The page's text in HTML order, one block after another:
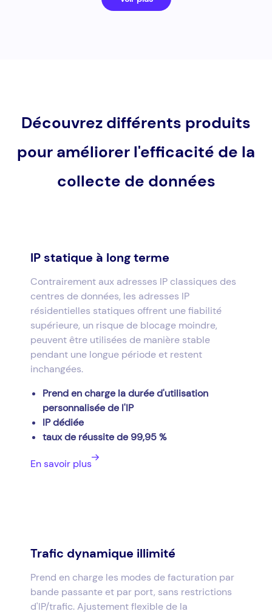
Découvrez différents produits
pour améliorer l'efficacité de la
collecte de données
IP statique à long terme
Contrairement aux adresses IP classiques des
centres de données, les adresses IP
résidentielles statiques offrent une fiabilité
supérieure, un risque de blocage moindre,
peuvent être utilisées de manière stable
pendant une longue période et restent
inchangées.
Prend en charge la durée d'utilisation
personnalisée de l'IP
IP dédiée
taux de réussite de 99,95 %
En savoir plus
Trafic dynamique illimité
Prend en charge les modes de facturation par
bande passante et par port, sans restrictions
d'IP/trafic. Ajustement flexible de la